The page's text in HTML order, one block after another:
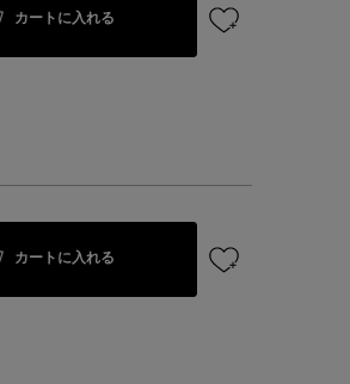
カートに入れる
カートに入れる